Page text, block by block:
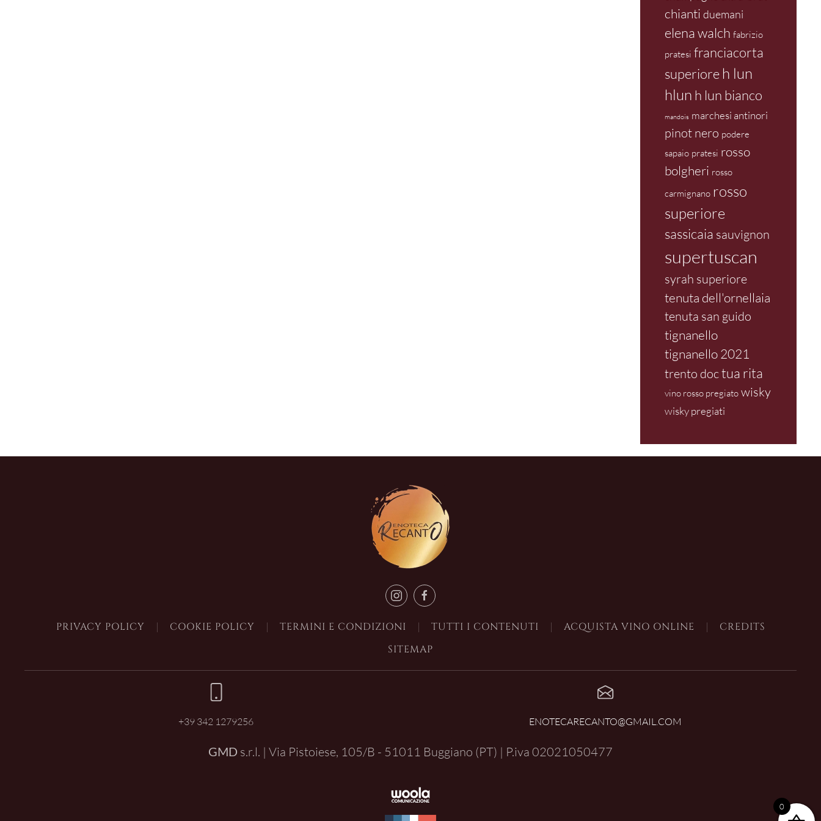
chianti duemani
elena walch fabrizio
pratesi franciacorta
superiore h lun
hlun h lun bianco
mandois marchesi antinori
pinot nero podere
sapaio pratesi rosso
bolgheri rosso
carmignano rosso
superiore
sassicaia sauvignon
supertuscan
syrah superiore
tenuta dell'ornellaia
tenuta san guido
tignanello
tignanello 2021
trento doctua rita
vino rosso pregiato wisky
wisky pregiati
PRIVACY POLICY COOKIE POLICY TERMINI E CONDIZIONI TUTTI I CONTENUTI ACQUISTA VINO ONLINE
CREDITS
SITEMAP
+39 342 1279256 ENOTECARECANTO@GMAIL.COM
GMD s.r.l. | Via Pistoiese, 105/B - 51011 Buggiano (PT) | P.iva 02021050477
0